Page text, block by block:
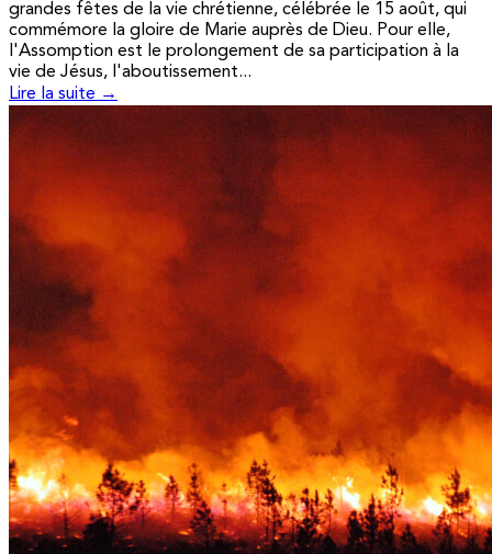
grandes fêtes de la vie chrétienne, célébrée le 15 août, qui
commémore la gloire de Marie auprès de Dieu. Pour elle,
l'Assomption est le prolongement de sa participation à la
vie de Jésus, l'aboutissement...
Lire la suite →